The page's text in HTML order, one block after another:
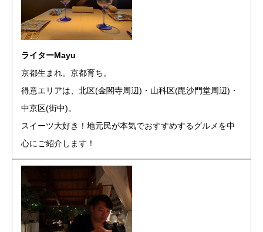
ライターMayu
京都生まれ。京都育ち。
得意エリアは、北区(金閣寺周辺)・山科区(毘沙門堂周辺)・
中京区(街中)。
スイーツ大好き！地元民が本気でおすすめするグルメを中
心にご紹介します！